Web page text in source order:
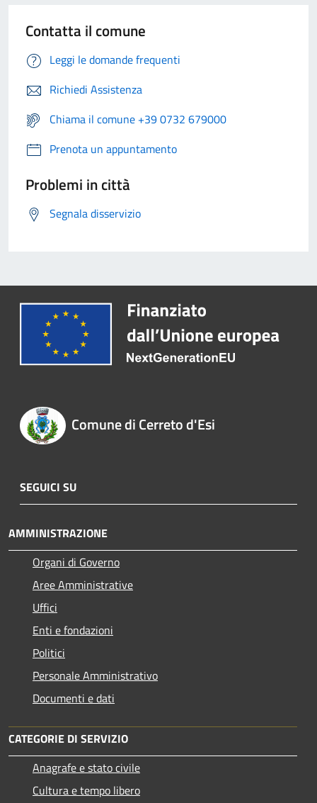
Contatta il comune
Leggi le domande frequenti
Richiedi Assistenza
Chiama il comune +39 0732 679000
Prenota un appuntamento
Problemi in città
Segnala disservizio
Comune di Cerreto d'Esi
SEGUICI SU
AMMINISTRAZIONE
Organi di Governo
Aree Amministrative
Uffici
Enti e fondazioni
Politici
Personale Amministrativo
Documenti e dati
CATEGORIE DI SERVIZIO
Anagrafe e stato civile
Cultura e tempo libero